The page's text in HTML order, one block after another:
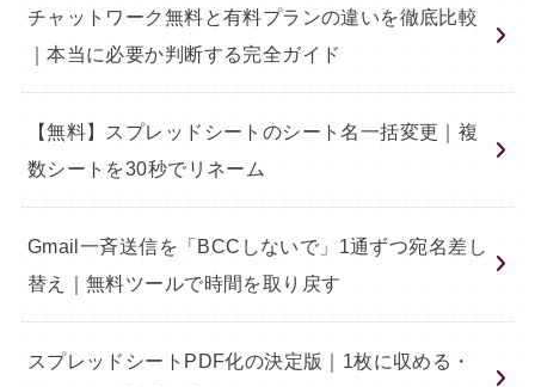
チャットワーク無料と有料プランの違いを徹底比較
｜本当に必要か判断する完全ガイド
【無料】スプレッドシートのシート名一括変更｜複
数シートを30秒でリネーム
Gmail一斉送信を「BCCしないで」1通ずつ宛名差し
替え｜無料ツールで時間を取り戻す
スプレッドシートPDF化の決定版｜1枚に収める・